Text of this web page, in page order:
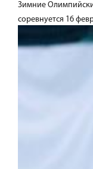
Зимние
соревнуется 16